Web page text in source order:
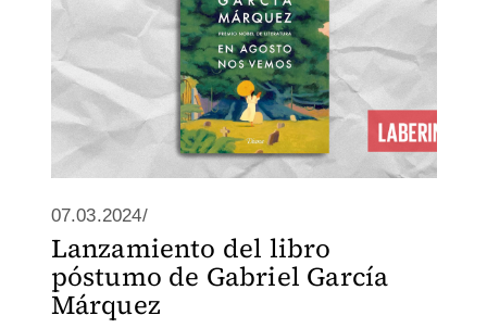
07.03.2024/
Lanzamiento del libro
póstumo de Gabriel García
Márquez